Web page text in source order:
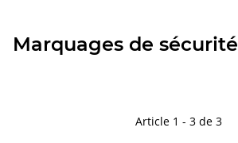
Marquages de sécurité
Article 1 - 3 de 3